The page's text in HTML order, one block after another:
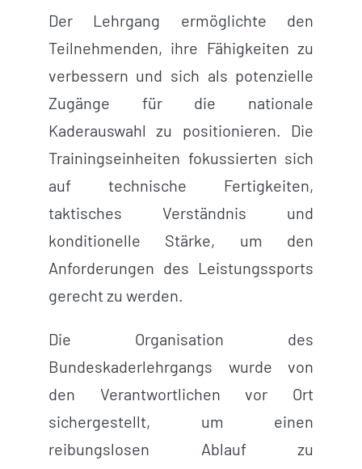
Der Lehrgang ermöglichte den
Teilnehmenden, ihre Fähigkeiten zu
verbessern und sich als potenzielle
Zugänge für die nationale
Kaderauswahl zu positionieren. Die
Trainingseinheiten fokussierten sich
auf technische Fertigkeiten,
taktisches Verständnis und
konditionelle Stärke, um den
Anforderungen des Leistungssports
gerecht zu werden.
Die Organisation des
Bundeskaderlehrgangs wurde von
den Verantwortlichen vor Ort
sichergestellt, um einen
reibungslosen Ablauf zu